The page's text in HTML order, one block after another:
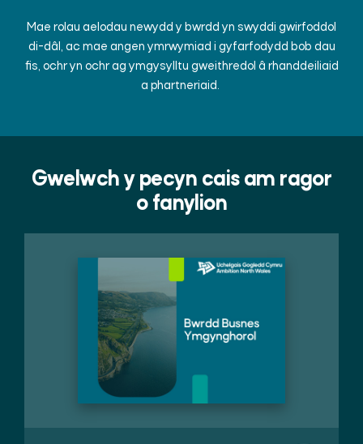
Mae rolau aelodau newydd y bwrdd yn swyddi gwirfoddol
di-dâl, ac mae angen ymrwymiad i gyfarfodydd bob dau
fis, ochr yn ochr ag ymgysylltu gweithredol â rhanddeiliaid
a phartneriaid.
Gwelwch y pecyn cais am ragor
o fanylion